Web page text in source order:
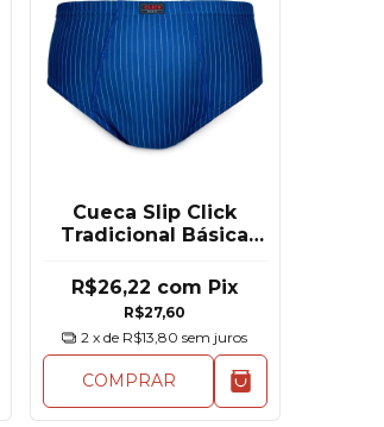
Cueca Slip Click
Tradicional Básica
R$27,60
R$26,22 com Pix
2 x de R$13,80 sem juros
COMPRAR